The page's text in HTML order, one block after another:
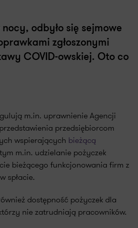
odbyło się sejmowe
zgłoszonymi
COVID-owskiej. Oto co
m.in. uprawnienie Agencji
przedsiębiorcom
wspierających bieżącą
m.in. udzielanie pożyczek
bieżącego funkcjonowania firm z
spłacie.
dostępność pożyczek dla
nie zatrudniają pracowników.